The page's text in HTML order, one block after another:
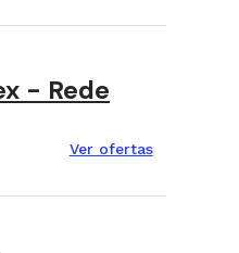
- Rede
Ver ofertas